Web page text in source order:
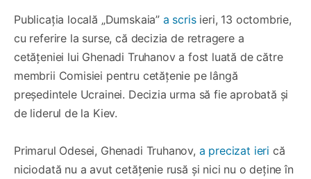
Publicația locală „Dumskaia”a scrisieri, 13 octombrie,
cu referire la surse, că decizia de retragere a
cetățeniei lui Ghenadi Truhanov a fost luată de către
membrii Comisiei pentru cetățenie pe lângă
președintele Ucrainei. Decizia urma să fie aprobată și
de liderul de la Kiev.
Primarul Odesei, Ghenadi Truhanov, a precizat ieri că
niciodată nu a avut cetățenie rusă și nici nu o deține în